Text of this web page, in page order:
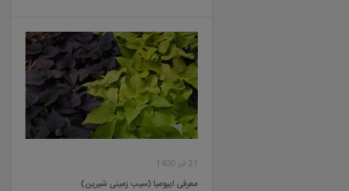
21 تیر 1400
معرفی ایپومیا (سیب زمینی شیرین)